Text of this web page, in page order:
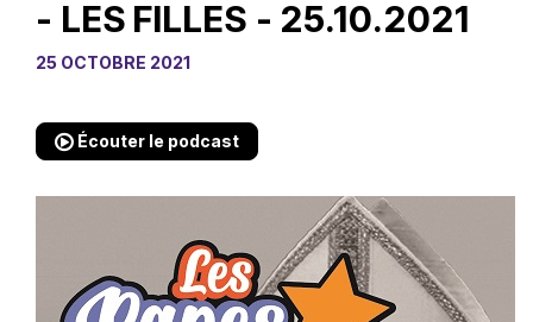
- LES FILLES - 25.10.2021
25 OCTOBRE 2021
Écouter le podcast